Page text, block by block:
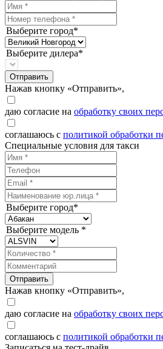
Выберите город*
Выберите дилера*
Отправить
Нажав кнопку «Отправить»,
даю согласие на обработку своих
соглашаюсь с политикой обработки
Специальные условия для такси
Выберите город*
Выберите модель *
Отправить
Нажав кнопку «Отправить»,
даю согласие на обработку своих
соглашаюсь с политикой обработки